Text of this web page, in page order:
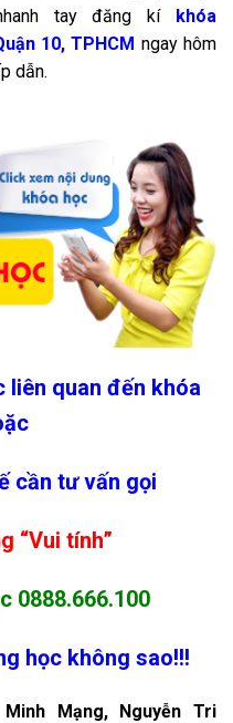
tay đăng kí khóa
10, TPHCM ngay hôm
dẫn.
liên quan đến khóa
cần tư vấn gọi
“Vui tính”
0888.666.100
học không sao!!!
Mạng, Nguyễn Tri